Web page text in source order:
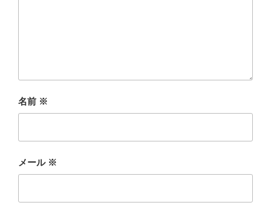
名前 ※
メール ※